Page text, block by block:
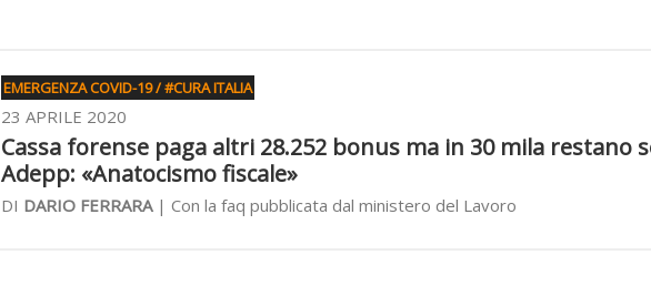
EMERGENZA COVID-19 / #CURA ITALIA
23 APRILE 2020
Cassa forense paga altri 28.252 bonus ma in 30 mila restano
Adepp: «Anatocismo fiscale»
DI DARIO FERRARA| Con la faq pubblicata dal ministero del Lavoro